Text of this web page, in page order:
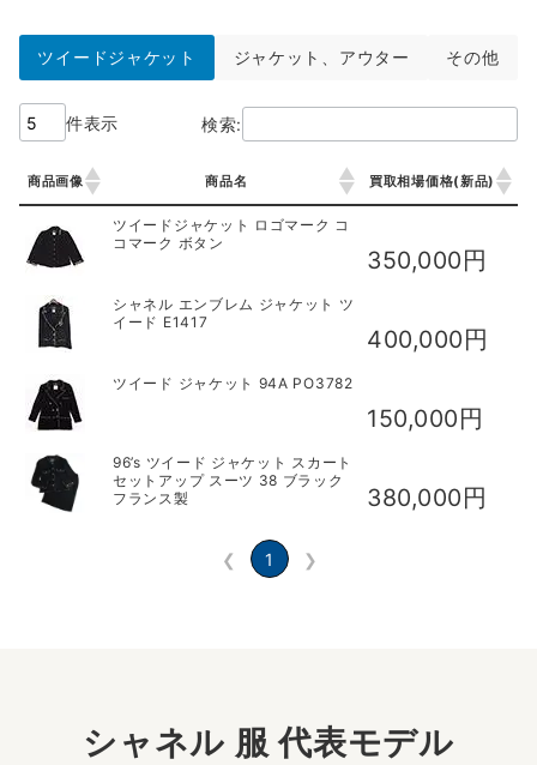
ツイードジャケット ジャケット、アウター その他
件表示 検索:
商品画像 商品名 買取相場価格(新品)
商品名
ツイードジャケット ロゴマーク コ
コマーク ボタン
350,000円
シャネル エンブレム ジャケット ツ
イード E1417
400,000円
ツイード ジャケット 94A PO3782
150,000円
96’s ツイード ジャケット スカート
セットアップ スーツ 38 ブラック
フランス製
380,000円
❮ 1 ❯
シャネル 服 代表モデル